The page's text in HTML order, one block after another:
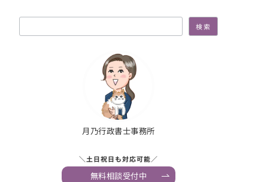
検索
月乃行政書士事務所
＼土日祝日も対応可能／
無料相談受付中